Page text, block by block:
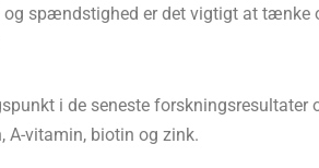
og spændstighed er det vigtigt at tænke
i de seneste
A-vitamin, biotin og zink.